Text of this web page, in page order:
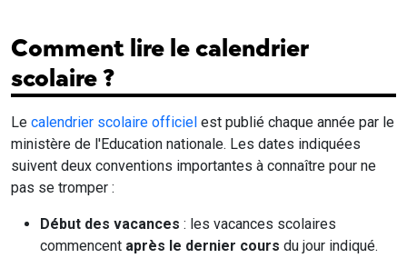
Comment lire le calendrier
scolaire ?
Le calendrier scolaire officiel est publié chaque année par le
ministère de l'Education nationale. Les dates indiquées
suivent deux conventions importantes à connaître pour ne
pas se tromper :
Début des vacances : les vacances scolaires
commencent après le dernier cours du jour indiqué.